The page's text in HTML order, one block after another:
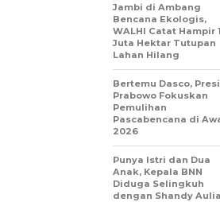
Jambi di Ambang
Bencana Ekologis,
WALHI Catat Hampir 1
Juta Hektar Tutupan
Lahan Hilang
Bertemu Dasco,
Prabowo Fokuskan
Pemulihan
Pascabencana di
2026
Punya Istri dan Dua
Anak, Kepala BNN
Diduga Selingkuh
dengan Shandy Aulia